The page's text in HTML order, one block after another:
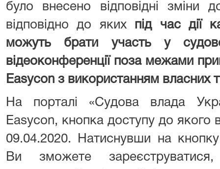
було внесено відповідні зміни
відповідно до яких під час дії
можуть брати участь у
відеоконференції поза межами
Easycon з використанням власних
На порталі «Судова влада
Easycon, кнопка доступу до якого
09.04.2020. Натиснувши на кнопку
Ви зможете